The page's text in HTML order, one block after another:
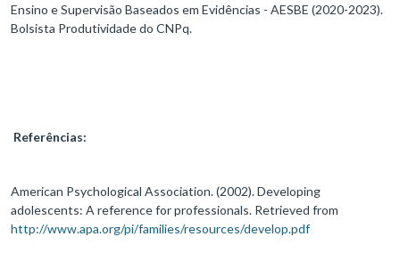
Ensino e Supervisão Baseados em Evidências - AESBE (2020-2023).
Bolsista Produtividade do CNPq.
Referências:
American Psychological Association. (2002). Developing
adolescents: A reference for professionals. Retrieved from
http://www.apa.org/pi/families/resources/develop.pdf